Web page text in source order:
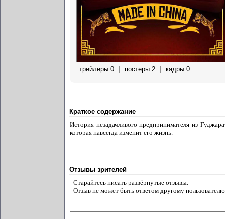
трейлеры 0 постеры 2 кадры 0
Краткое содержание
История незадачливого предпринимателя из
которая навсегда изменит его жизнь.
Отзывы зрителей
- Старайтесь писать развёрнутые отзывы.
- Отзыв не может быть ответом другому